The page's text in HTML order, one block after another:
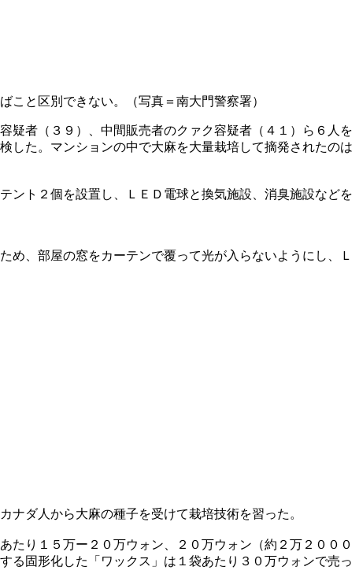
と区別できない。（写真＝南大門警察署）
疑者（３９）、中間販売者のクァク容疑者（４１）ら６人を
した。マンションの中で大麻を大量栽培して摘発されたのは
ント２個を設置し、ＬＥＤ電球と換気施設、消臭施設などを
、部屋の窓をカーテンで覆って光が入らないようにし、Ｌ
ダ人から大麻の種子を受けて栽培技術を習った。
たり１５万ー２０万ウォン、２０万ウォン（約２万２０００
る固形化した「ワックス」は１袋あたり３０万ウォンで売っ